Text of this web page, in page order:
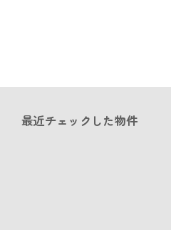
最近チェックした物件